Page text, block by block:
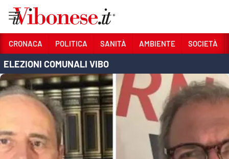
Sezioni
CRONACA
POLITICA
AMBIENTE
CRONACA POLITICA SANITÀ AMBIENTE SOCIETÀ
ELEZIONI COMUNALI VIBO